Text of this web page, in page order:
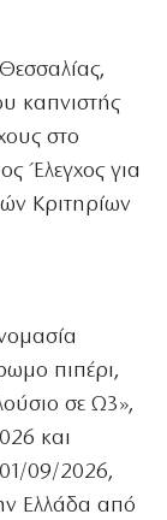
καπνιστής
στο
Έλεγχος για
Κριτηρίων
πιπέρι,
σε Ω3»,
και
09/2026,
Ελλάδα από